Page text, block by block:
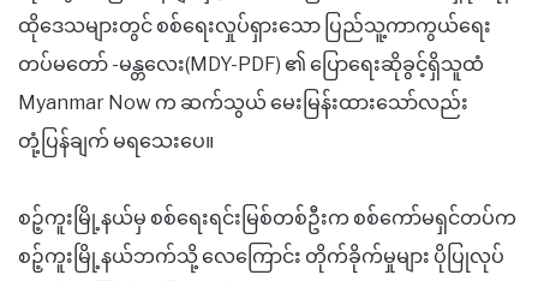
ထိုဒေသများတွင် စစ်ရေးလှုပ်ရှားသော ပြည်သူ့ကာကွယ်ရေး
တပ်မတော် -မန္တလေး(MDY-PDF) ၏ ပြောရေးဆိုခွင့်ရှိသူထံ
Myanmar Now က ဆက်သွယ် မေးမြန်းထားသော်လည်း
တုံ့ပြန်ချက် မရသေးပေ။
စဉ့်ကူးမြို့နယ်မှ စစ်ရေးရင်းမြစ်တစ်ဦးက စစ်ကော်မရှင်တပ်က
စဉ့်ကူးမြို့နယ်ဘက်သို့ လေကြောင်း တိုက်ခိုက်မှုများ ပိုပြုလုပ်